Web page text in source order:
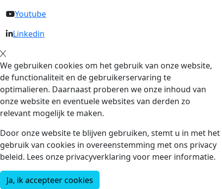
Youtube
Linkedin
We gebruiken cookies om het gebruik van onze website,
de functionaliteit en de gebruikerservaring te
optimalieren. Daarnaast proberen we onze inhoud van
onze website en eventuele websites van derden zo
relevant mogelijk te maken.
Door onze website te blijven gebruiken, stemt u in met het
gebruik van cookies in overeenstemming met ons privacy
beleid. Lees onze privacyverklaring voor meer informatie.
Ja, ik accepteer cookies